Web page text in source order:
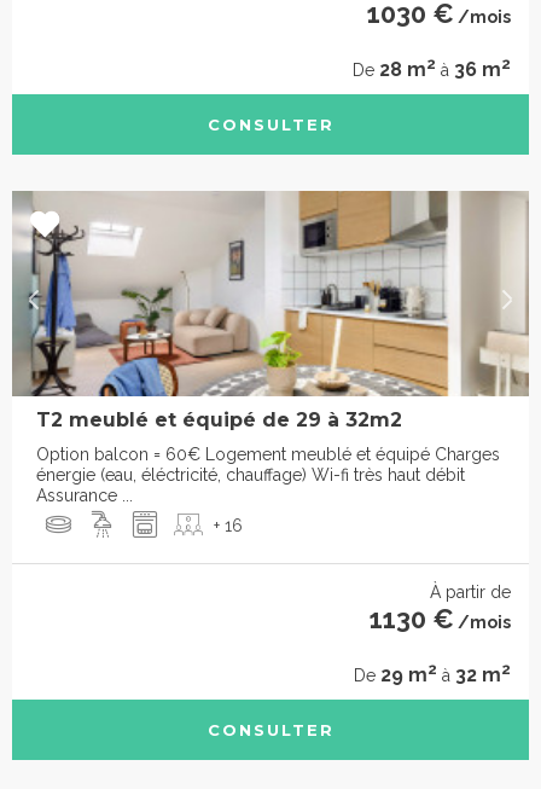
1030 € /mois
De 28 m2 à 36 m2
CONSULTER
T2 meublé et équipé de 29 à 32m2
Option balcon = 60€ Logement meublé et équipé Charges
énergie (eau, éléctricité, chauffage) Wi-fi très haut débit
Assurance ...
+ 16
À partir de
1130 € /mois
De 29 m2 à 32 m2
CONSULTER